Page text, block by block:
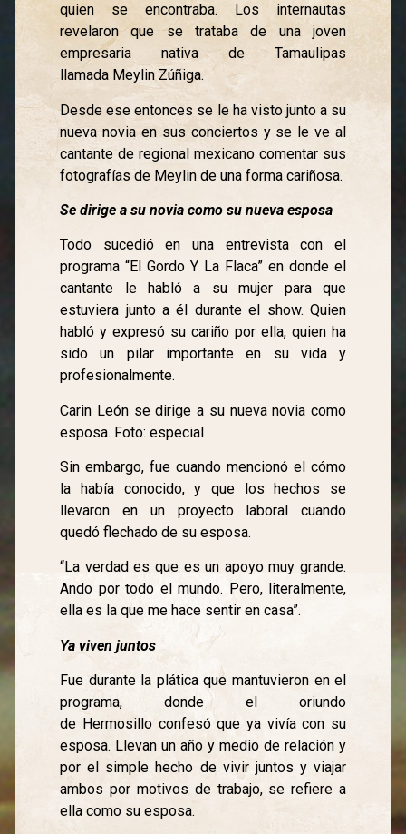
quien se encontraba. Los internautas
revelaron que se trataba de una joven
empresaria nativa de Tamaulipas
llamada Meylin Zúñiga.
Desde ese entonces se le ha visto junto a su
nueva novia en sus conciertos y se le ve al
cantante de regional mexicano comentar sus
fotografías de Meylin de una forma cariñosa.
Se dirige a su novia como su nueva esposa
Todo sucedió en una entrevista con el
programa “El Gordo Y La Flaca” en donde el
cantante le habló a su mujer para que
estuviera junto a él durante el show. Quien
habló y expresó su cariño por ella, quien ha
sido un pilar importante en su vida y
profesionalmente.
Carin León se dirige a su nueva novia como
esposa. Foto: especial
Sin embargo, fue cuando mencionó el cómo
la había conocido, y que los hechos se
llevaron en un proyecto laboral cuando
quedó flechado de su esposa.
“La verdad es que es un apoyo muy grande.
Ando por todo el mundo. Pero, literalmente,
ella es la que me hace sentir en casa”.
Ya viven juntos
Fue durante la plática que mantuvieron en el
programa, donde el oriundo
de Hermosillo confesó que ya vivía con su
esposa. Llevan un año y medio de relación y
por el simple hecho de vivir juntos y viajar
ambos por motivos de trabajo, se refiere a
ella como su esposa.